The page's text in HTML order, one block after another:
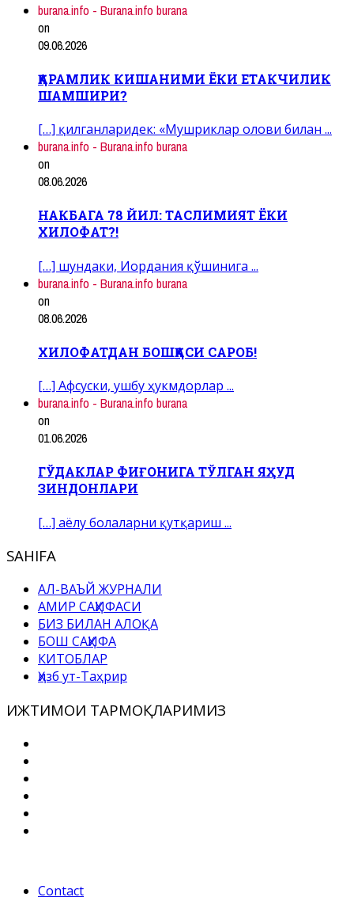
burana.info - Burana.info burana
on
09.06.2026
ҚАРАМЛИК КИШАНИМИ ЁКИ ЕТАКЧИЛИК
ШАМШИРИ?
[…] қилганларидек: «Мушриклар олови билан ...
burana.info - Burana.info burana
on
08.06.2026
НАКБАГА 78 ЙИЛ: ТАСЛИМИЯТ ЁКИ
ХИЛОФАТ?!
[…] шундаки, Иордания қўшинига ...
burana.info - Burana.info burana
on
08.06.2026
ХИЛОФАТДАН БОШҚАСИ САРОБ!
[…] Афсуски, ушбу ҳукмдорлар ...
burana.info - Burana.info burana
on
01.06.2026
ГЎДАКЛАР ФИҒОНИГА ТЎЛГАН ЯҲУД
ЗИНДОНЛАРИ
[…] аёлу болаларни қутқариш ...
SAHIFA
АЛ-ВАЪЙ ЖУРНАЛИ
АМИР САҲИФАСИ
БИЗ БИЛАН АЛОҚА
БОШ САҲИФА
КИТОБЛАР
Ҳизб ут-Таҳрир
ИЖТИМОИ ТАРМОҚЛАРИМИЗ
Contact